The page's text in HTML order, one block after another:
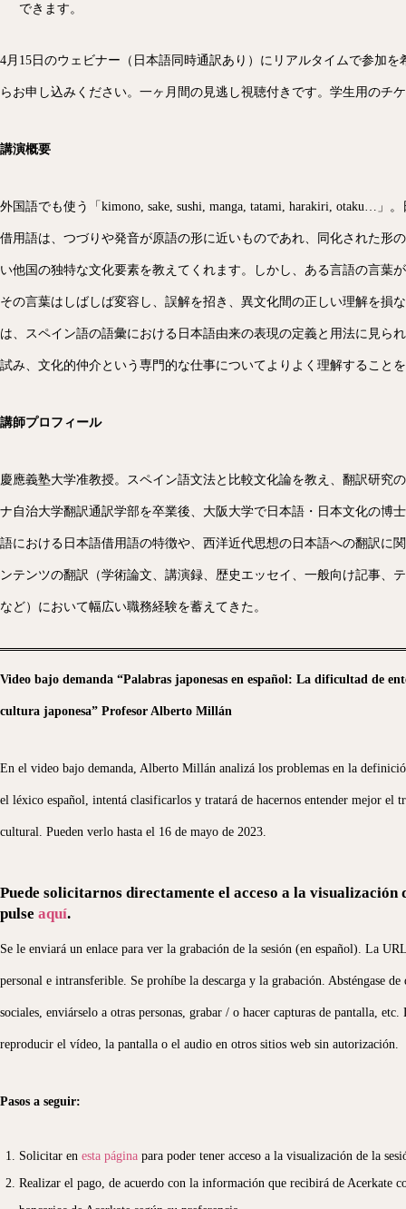
できます。
4月15日のウェビナー（日本語同時通訳あり）にリアルタイムで参加を
らお申し込みください。一ヶ月間の見逃し視聴付きです。学生用のチ
講演概要
外国語でも使う「kimono, sake, sushi, manga, tatami, harakiri, otaku…」
借用語は、つづりや発音が原語の形に近いものであれ、同化された形
い他国の独特な文化要素を教えてくれます。しかし、ある言語の言葉
その言葉はしばしば変容し、誤解を招き、異文化間の正しい理解を損
は、スペイン語の語彙における日本語由来の表現の定義と用法に見ら
試み、文化的仲介という専門的な仕事についてよりよく理解すること
講師プロフィール
慶應義塾大学准教授。スペイン語文法と比較文化論を教え、翻訳研究
ナ自治大学翻訳通訳学部を卒業後、大阪大学で日本語・日本文化の博
語における日本語借用語の特徴や、西洋近代思想の日本語への翻訳に
ンテンツの翻訳（学術論文、講演録、歴史エッセイ、一般向け記事、
など）において幅広い職務経験を蓄えてきた。
Video bajo demanda “Palabras japonesas en español: La dificultad de
cultura japonesa” Profesor Alberto Millán
En el video bajo demanda, Alberto Millán analizá los problemas en la
el léxico español, intentá clasificarlos y tratará de hacernos entender mejor el
cultural. Pueden verlo hasta el 16 de mayo de 2023.
Puede solicitarnos directamente el acceso a la visualización
pulse aquí.
Se le enviará un enlace para ver la grabación de la sesión (en español). La
personal e intransferible. Se prohíbe la descarga y la grabación. Absténgase
sociales, enviárselo a otras personas, grabar / o hacer capturas de pantalla,
reproducir el vídeo, la pantalla o el audio en otros sitios web sin autorización.
Pasos a seguir:
Solicitar en esta página para poder tener acceso a la visualización de la
Realizar el pago, de acuerdo con la información que recibirá de Acerkate